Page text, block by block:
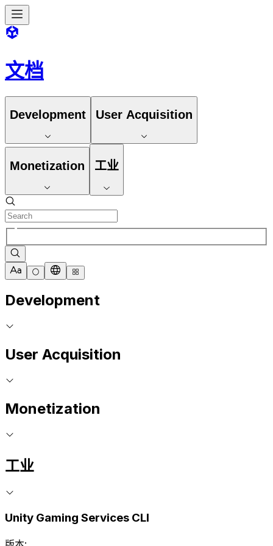
文档
Development User Acquisition
Monetization 工业
Development
User Acquisition
Monetization
工业
Unity Gaming Services CLI